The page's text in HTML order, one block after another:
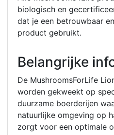
biologisch en
dat je een betrouwbaar
product gebruikt.
Belangrijke
De MushroomsForLife
worden gekweekt op
duurzame boerderijen
natuurlijke omgeving op
zorgt voor een optimale